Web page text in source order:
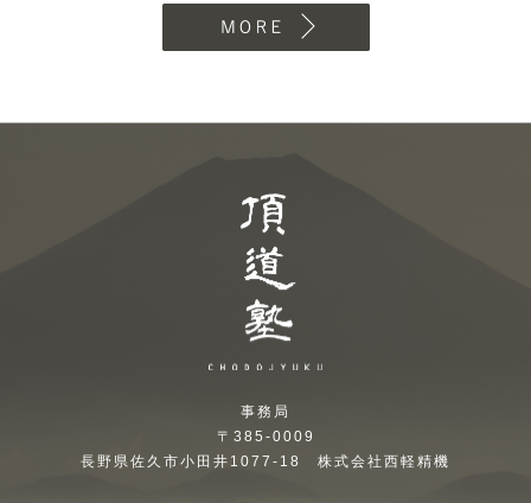
事務局
〒385-0009
長野県佐久市小田井1077-18 株式会社西軽精機